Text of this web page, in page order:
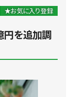
★お気に入り登録
円を追加調